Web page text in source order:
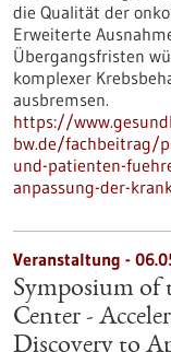
die Qualität der
Erweiterte
Übergangsfristen
komplexer
ausbremsen.
https://
bw.de/fachbeitrag/
und-patienten-
anpassung-der-
Veranstaltung -
Symposium of
Center -
Discovery to